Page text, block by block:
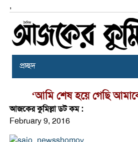
,
প্রচ্ছদ
‘আমি শেষ হয়ে গেছি
আজকের কুমিল্লা ডট কম :
February 9, 2016